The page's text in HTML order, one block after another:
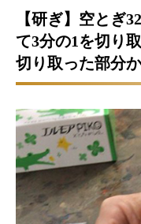
【研ぎ】空とぎ
て3分の1を切り取
切り取った部分